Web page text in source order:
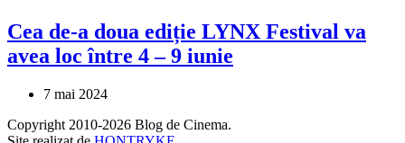
Cea de-a doua ediție LYNX Festival va
avea loc între 4 – 9 iunie
7 mai 2024
Copyright 2010-2026 Blog de Cinema.